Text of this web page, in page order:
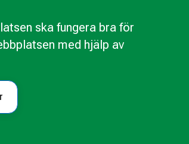
ska fungera bra för
med hjälp av
av personuppgifter